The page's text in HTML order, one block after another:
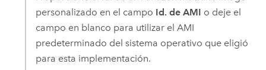
personalizado en el campo Id. de AMI o deje el
campo en blanco para utilizar el AMI
predeterminado del sistema operativo que eligió
para esta implementación.